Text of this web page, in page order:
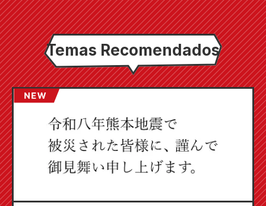
Temas Recomendados